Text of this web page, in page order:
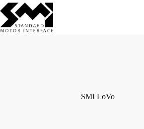
Zum
Inhalt
springen
SMI LoVo